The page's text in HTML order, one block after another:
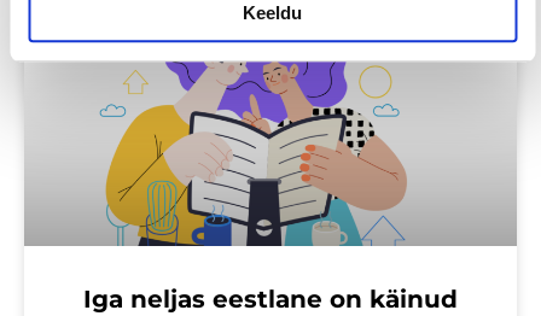
Keeldu
Uuringud
Iga neljas eestlane on käinud